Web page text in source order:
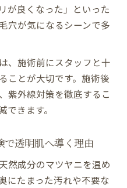
エステ施術の流れと
洗浄エステのポイン
落とすエステ施術の実
る清潔感と自信の理
ステの秘訣とは
するプロのケア方法
ステが効く理由を解
が良くなった」といった
穴が気になるシーンで多
、施術前にスタッフと十
ことが大切です。施術後
紫外線対策を徹底するこ
きます。
で透明肌へ導く理由
然成分のマツヤニを温め
にたまった汚れや不要な